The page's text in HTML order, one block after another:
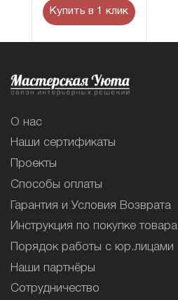
Купить в 1 клик
О нас
Наши сертификаты
Проекты
Способы оплаты
Гарантия и Условия Возврата
Инструкция по покупке товара
Порядок работы с юр.лицами
Наши партнёры
Сотрудничество